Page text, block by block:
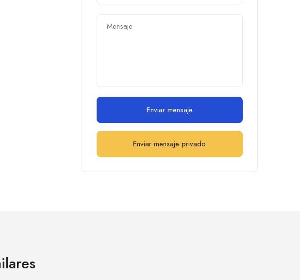
Enviar mensaje
Enviar mensaje privado